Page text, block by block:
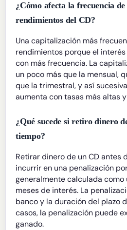
¿Cómo afecta la frecuencia
rendimientos del CD?
Una capitalización más
rendimientos porque el
con más frecuencia. La
un poco más que la mensual,
que la trimestral, y así
aumenta con tasas más altas
¿Qué sucede si retiro dinero
tiempo?
Retirar dinero de un CD antes
incurrir en una penalización
generalmente calculada
meses de interés. La
banco y la duración del plazo
casos, la penalización puede
ganado.